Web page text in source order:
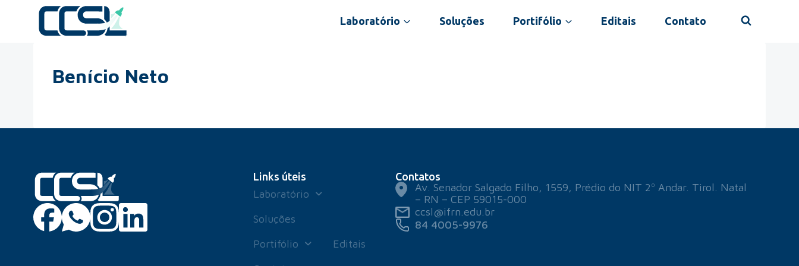
Laboratório Soluções Portifólio Editais Contato
Benício Neto
Links úteis
Laboratório
Soluções
Portifólio
Editais
Contatos
Av. Senador Salgado Filho, 1559, Prédio do NIT 2º Andar. Tirol. Natal
– RN – CEP 59015-000
ccsl@ifrn.edu.br
84 4005-9976